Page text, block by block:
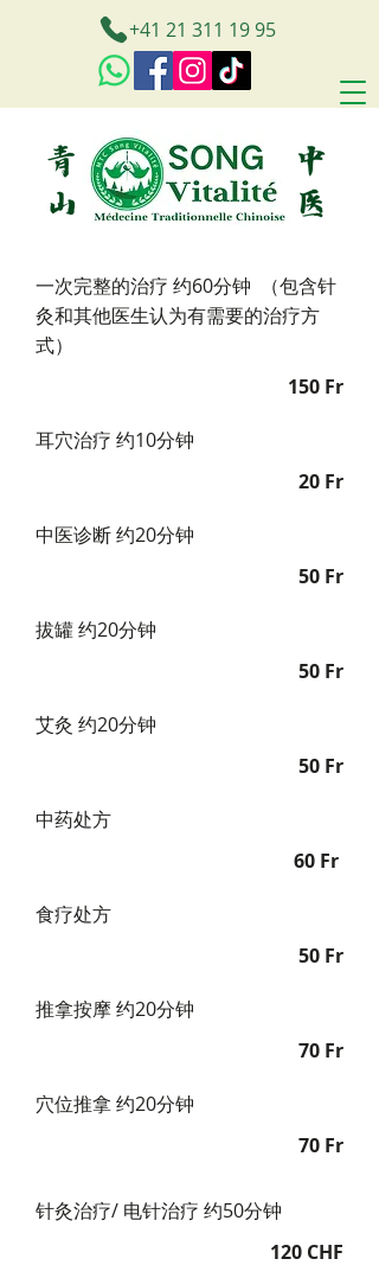
+41 21 311 19 95
一次完整的治疗 约60分钟 （包含针
灸和其他医生认为有需要的治疗方
式）
150 Fr
耳穴治疗 约10分钟
20 Fr
中医诊断 约20分钟
50 Fr
拔罐 约20分钟
50 Fr
艾灸 约20分钟
50 Fr
中药处方
60 Fr
食疗处方
50 Fr
​推拿按摩 约20分钟
70 Fr
穴位推拿 约20分钟
70 Fr
针灸治疗/ 电针治疗 约50分钟
120 CHF